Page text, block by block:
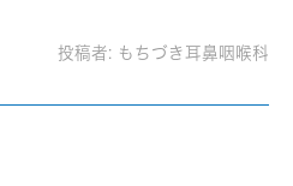
投稿者: もちづき耳鼻咽喉科